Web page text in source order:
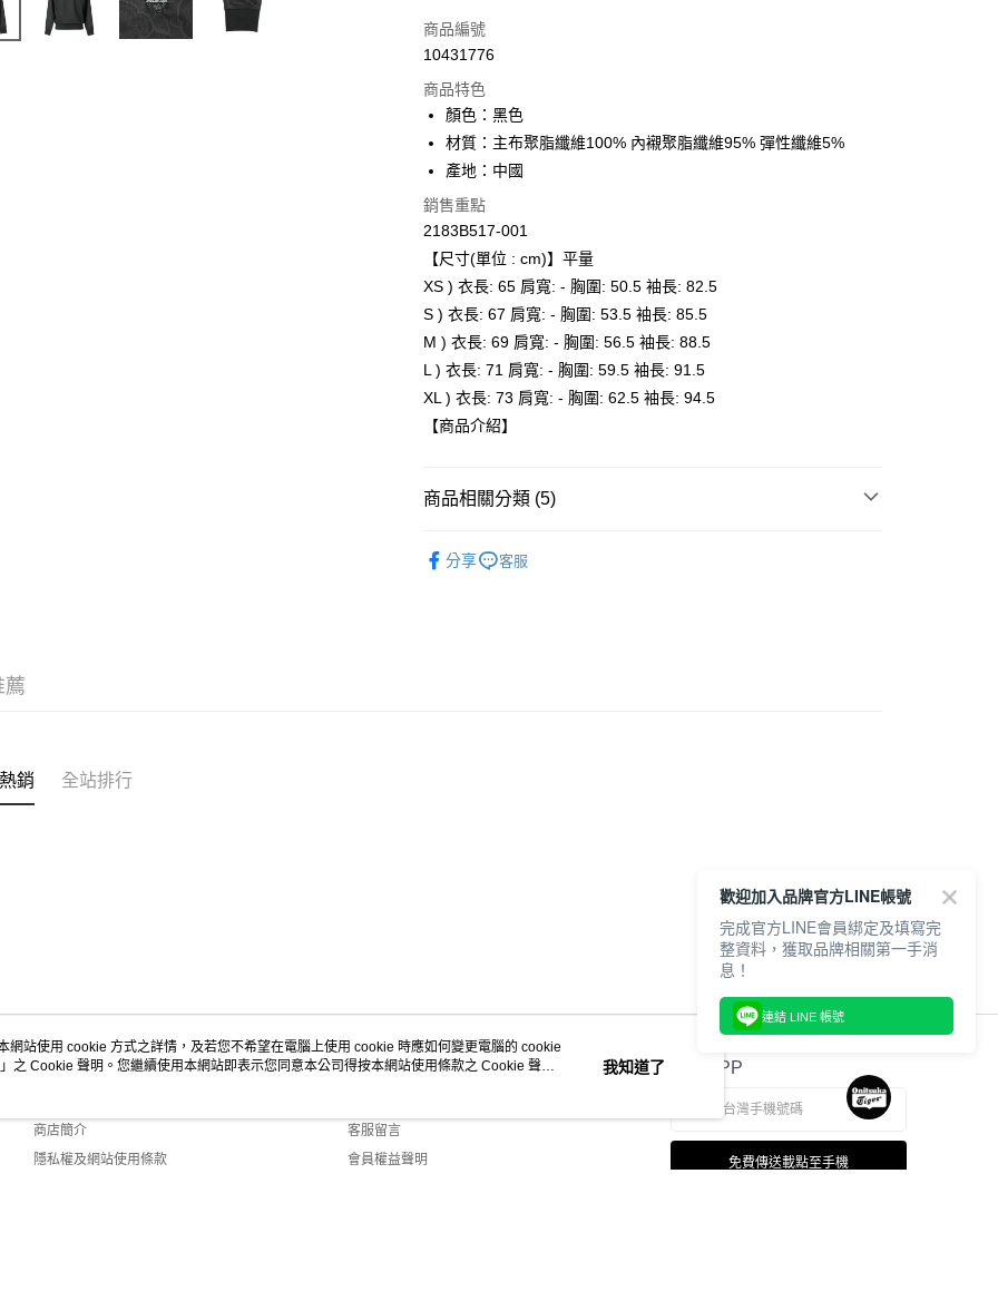
信用卡一次付款
LINE Pay
Apple Pay
運送方式
全家取貨付款
每筆NT$80，滿NT$6,000(含以上)免運費
付款後全家取貨
每筆NT$80，滿NT$6,000(含以上)免運費
每筆NT$80，滿NT$6,000(含以上)免運費
商品編號
10431776
商品特色
顏色：黑色
材質：主布聚脂纖維100% 內襯聚脂纖維95% 彈性纖維5%
產地：中國
銷售重點
2183B517-001
【尺寸(單位 : cm)】平量
XS ) 衣長: 65 肩寬: - 胸圍: 50.5 袖長: 82.5
S ) 衣長: 67 肩寬: - 胸圍: 53.5 袖長: 85.5
M ) 衣長: 69 肩寬: - 胸圍: 56.5 袖長: 88.5
L ) 衣長: 71 肩寬: - 胸圍: 59.5 袖長: 91.5
XL ) 衣長: 73 肩寬: - 胸圍: 62.5 袖長: 94.5
【商品介紹】
商品相關分類 (5)
分享 客服
薦
銷 全站排行
關於我們
商店簡介
隱私權及網站使用條款
客服資訊
客服留言
會員權益聲明
官方APP
免費傳送載點至手機
網站使用 cookie 方式之詳情，及若您不希望在電腦上使用 cookie 時應如何變更電腦的 cookie
」之 Cookie 聲明。您繼續使用本網站即表示您同意本公司得按本網站使用條款之 Cookie 聲明
我知道了
歡迎加入品牌官方LINE帳號
完成官方LINE會員綁定及填寫完
整資料，獲取品牌相關第一手消
息！
連結 LINE 帳號